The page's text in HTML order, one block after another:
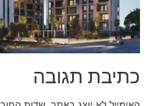
כתיבת תגובה